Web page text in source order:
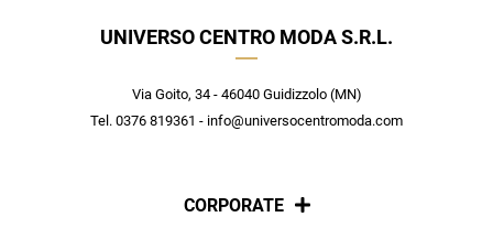
UNIVERSO CENTRO MODA S.R.L.
Via Goito, 34 - 46040 Guidizzolo (MN)
Tel. 0376 819361 - info@universocentromoda.com
CORPORATE
nuovi arrivi utilizzabile anche in negozio!
Crea il tuo stile grazie ai consigli dei nostri personal shopper e
scopri in anteprima le offerte in esclusiva a te riservate.
ISCRIVITI